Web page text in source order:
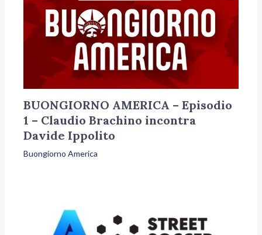
BUONGIORNO AMERICA – Episodio
1 – Claudio Brachino incontra
Davide Ippolito
Buongiorno America